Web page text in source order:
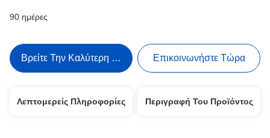
90 ημέρες
Βρείτε Την Καλύτερη Τιμή Επικοινωνήστε Τώρα
Λεπτομερείς Πληροφορίες Περιγραφή Του Προϊόντος